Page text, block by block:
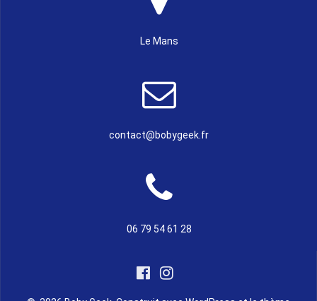
Le Mans
contact@bobygeek.fr
06 79 54 61 28